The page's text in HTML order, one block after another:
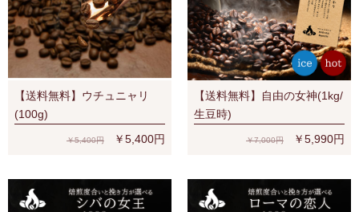
【送料無料】ウチュニャリ
(100g)
￥5,400円 ￥5,400円
【送料無料】自由の女神(1kg/
生豆時)
￥7,000円 ￥5,990円